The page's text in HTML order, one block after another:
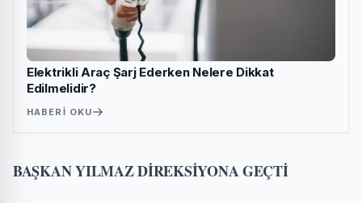
Elektrikli Araç Şarj Ederken Nelere Dikkat
Edilmelidir?
HABERI OKU
BAŞKAN YILMAZ DİREKSİYONA GEÇTİ